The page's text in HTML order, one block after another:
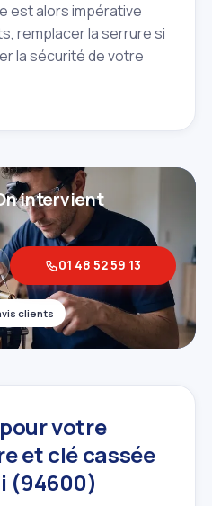
est alors impérative
remplacer la serrure si
la sécurité de votre
clients
intervient
01 48 52 59 13
votre
et clé cassée
(94600)